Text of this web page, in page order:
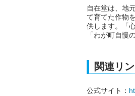
自在堂は、地
て育てた作物
供します。「
「わが町自慢
関連リ
公式サイト：